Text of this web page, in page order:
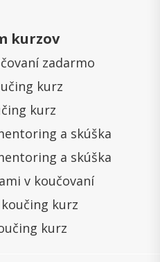
kurzov
zadarmo
kurz
kurz
a skúška
a skúška
v koučovaní
kurz
kurz